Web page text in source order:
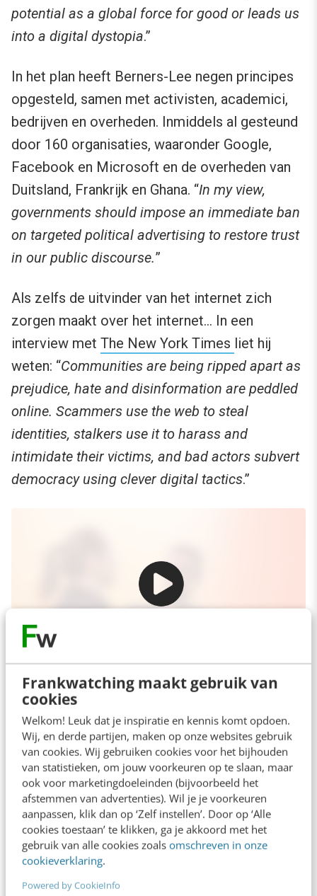
Frankwatching maakt gebruik van
cookies
Welkom! Leuk dat je inspiratie en kennis komt opdoen.
Wij, en derde partijen, maken op onze websites gebruik
van cookies. Wij gebruiken cookies voor het bijhouden
van statistieken, om jouw voorkeuren op te slaan, maar
ook voor marketingdoeleinden (bijvoorbeeld het
afstemmen van advertenties). Wil je je voorkeuren
aanpassen, klik dan op ‘Zelf instellen’. Door op ‘Alle
cookies toestaan’ te klikken, ga je akkoord met het
gebruik van alle cookies zoals omschreven in onze
cookieverklaring.
Powered by CookieInfo
potential as a global force for good or leads us
into a digital dystopia.”
In het plan heeft Berners-Lee negen principes
opgesteld, samen met activisten, academici,
bedrijven en overheden. Inmiddels al gesteund
door 160 organisaties, waaronder Google,
Facebook en Microsoft en de overheden van
Duitsland, Frankrijk en Ghana. “In my view,
governments should impose an immediate ban
on targeted political advertising to restore trust
in our public discourse.”
Als zelfs de uitvinder van het internet zich
zorgen maakt over het internet… In een
interview met The New York Times liet hij
weten: “Communities are being ripped apart as
prejudice, hate and disinformation are peddled
online. Scammers use the web to steal
identities, stalkers use it to harass and
intimidate their victims, and bad actors subvert
democracy using clever digital tactics.”
“I wanted the web to serve humanity”
Afgelopen september was er in Amsterdam
een congres voor mensen die geloven dat de
wereld plat is. Dit zijn een
slordige150.000Nederlanders. En meer dan
800.000 Nederlanders geloven dat Amerikanen